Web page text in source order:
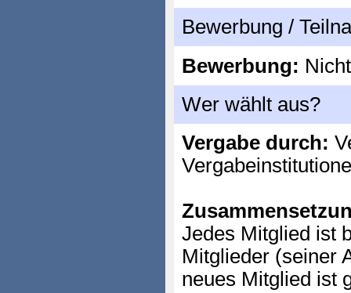
Bewerbung /
Bewerbung:
Wer wählt aus?
Vergabe durch:
Jedes Mitglied ist
Mitglieder (seiner
neues Mitglied ist